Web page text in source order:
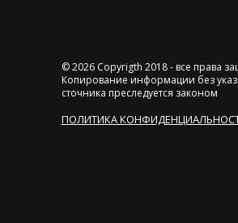
© 2026 Copyrigth 2018 - все права
Копирование информации без
сточника преследуется законом
ПОЛИТИКА